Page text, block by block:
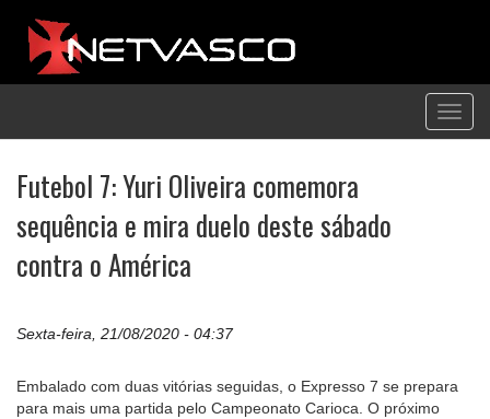
Futebol 7: Yuri Oliveira comemora
sequência e mira duelo deste sábado
contra o América
Sexta-feira, 21/08/2020 - 04:37
Embalado com duas vitórias seguidas, o Expresso 7 se prepara
para mais uma partida pelo Campeonato Carioca. O próximo